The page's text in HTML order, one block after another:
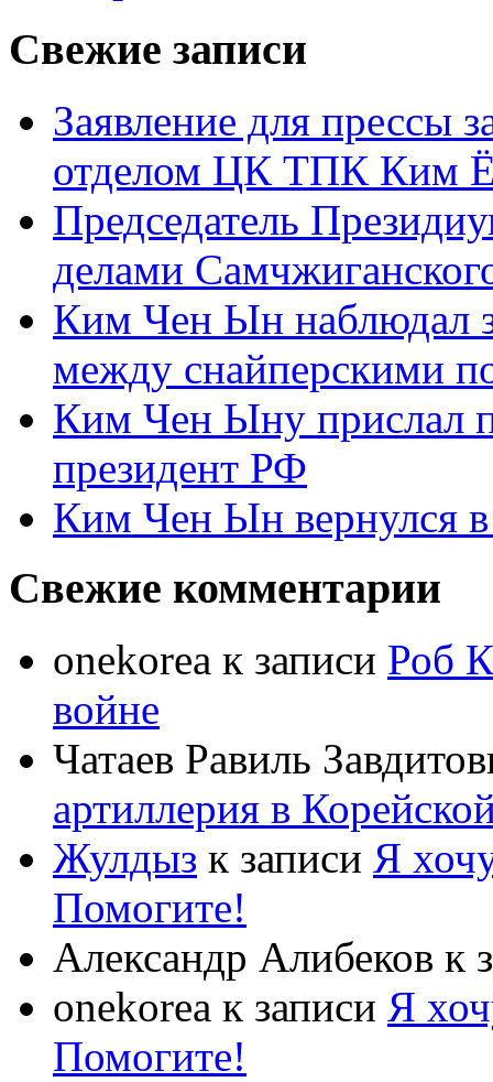
Свежие записи
Заявление для прессы
отделом ЦК ТПК Ким
Председатель
делами
Ким Чен Ын наблюдал
между снайперскими
Ким Чен Ыну прислал
президент РФ
Ким Чен Ын вернулся
Свежие комментарии
onekorea к записи Роб
войне
Чатаев Равиль
артиллерия в
Жулдыз к записи Я
Помогите!
Александр Алибеков к
onekorea к записи Я
Помогите!